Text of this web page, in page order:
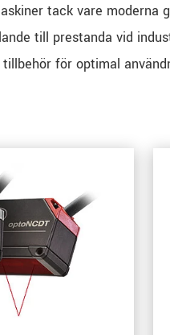
tack vare moderna
till prestanda vid
för optimal